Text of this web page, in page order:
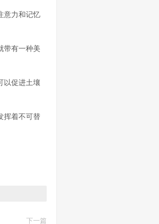
意力和记忆
带有一种美
以促进土壤
挥着不可替
下一篇